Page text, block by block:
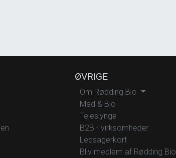
ØVRIGE
Om Rødding Bio
Mad & Bio
Teleslynge
B2B - virksomheder
Ledsagerkort
Bliv medlem af Rødding Bio